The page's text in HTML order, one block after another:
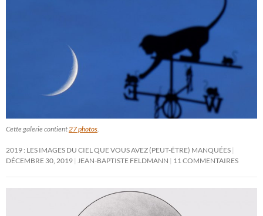
Cette galerie contient27 photos.
2019 : LES IMAGES DU CIEL QUE VOUS AVEZ (PEUT-ÊTRE) MANQUÉES
DÉCEMBRE 30, 2019 JEAN-BAPTISTE FELDMANN 11 COMMENTAIRES